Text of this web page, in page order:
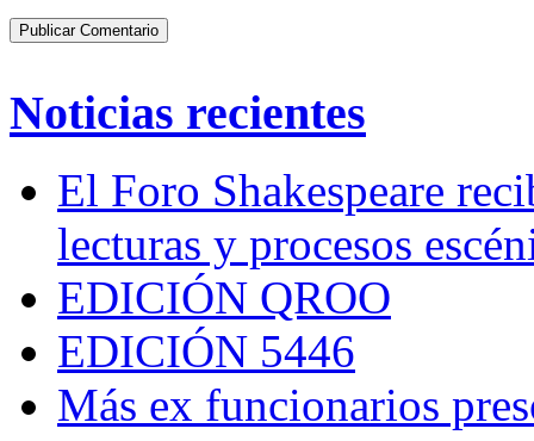
Noticias recientes
El Foro Shakespeare
lecturas y procesos
EDICIÓN QROO
EDICIÓN 5446
Más ex funcionarios